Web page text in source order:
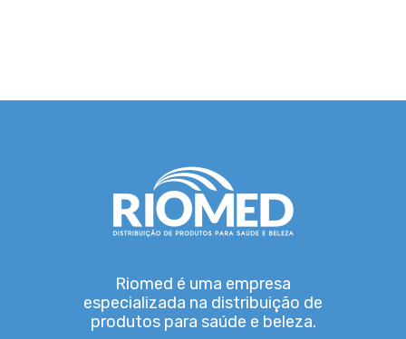
Riomed é uma empresa
especializada na distribuição de
produtos para saúde e beleza.